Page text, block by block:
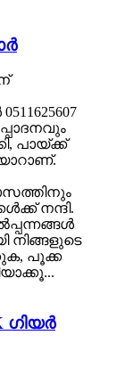
പായ്ക്ക്
നന്ദി.
നിങ്ങളുടെ
പൂക്ക
ഗിയർ